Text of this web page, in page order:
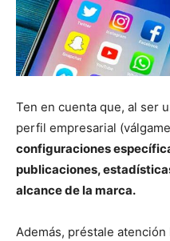
Ten en cuenta que, al ser
perfil empresarial
configuraciones
publicaciones,
alcance de la marca.
Además, préstale